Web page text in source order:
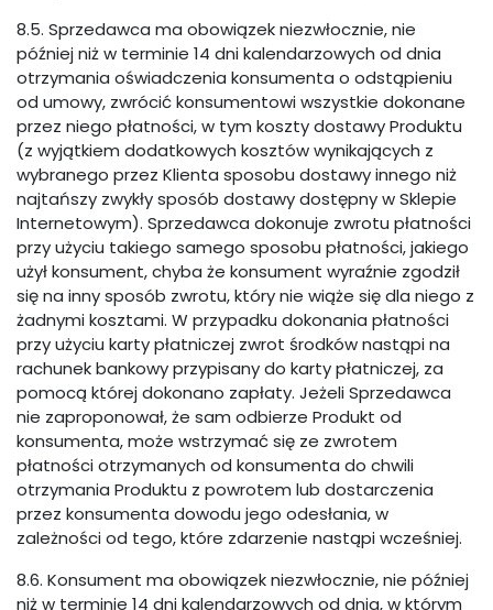
8.5. Sprzedawca ma obowiązek niezwłocznie, nie
później niż w terminie 14 dni kalendarzowych od dnia
otrzymania oświadczenia konsumenta o odstąpieniu
od umowy, zwrócić konsumentowi wszystkie dokonane
przez niego płatności, w tym koszty dostawy Produktu
(z wyjątkiem dodatkowych kosztów wynikających z
wybranego przez Klienta sposobu dostawy innego niż
najtańszy zwykły sposób dostawy dostępny w Sklepie
Internetowym). Sprzedawca dokonuje zwrotu płatności
przy użyciu takiego samego sposobu płatności, jakiego
użył konsument, chyba że konsument wyraźnie zgodził
się na inny sposób zwrotu, który nie wiąże się dla niego z
żadnymi kosztami. W przypadku dokonania płatności
przy użyciu karty płatniczej zwrot środków nastąpi na
rachunek bankowy przypisany do karty płatniczej, za
pomocą której dokonano zapłaty. Jeżeli Sprzedawca
nie zaproponował, że sam odbierze Produkt od
konsumenta, może wstrzymać się ze zwrotem
płatności otrzymanych od konsumenta do chwili
otrzymania Produktu z powrotem lub dostarczenia
przez konsumenta dowodu jego odesłania, w
zależności od tego, które zdarzenie nastąpi wcześniej.
8.6. Konsument ma obowiązek niezwłocznie, nie później
niż w terminie 14 dni kalendarzowych od dnia, w którym